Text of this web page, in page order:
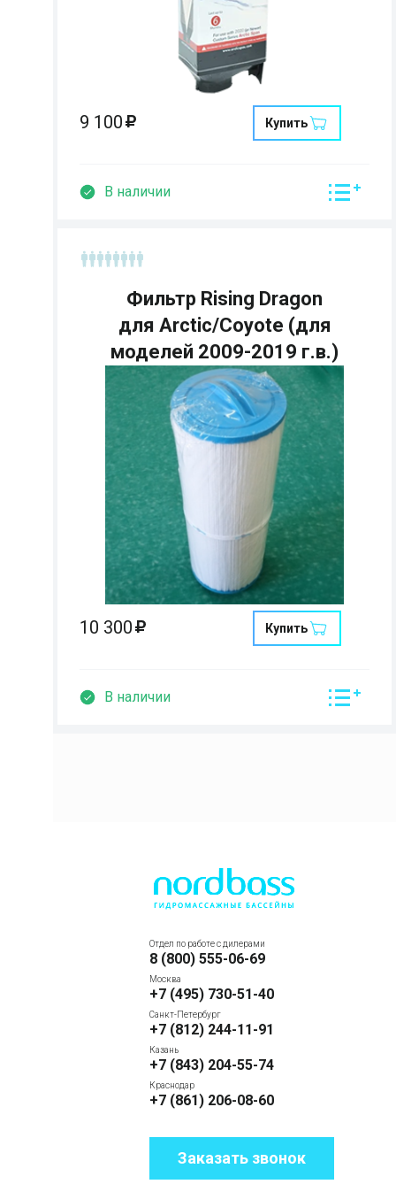
9 100 Купить
В наличии
Страна:
Размеры:
Кол-во мест:
Фильтр Rising Dragon
для Arctic/Coyote (для
моделей 2009-2019 г.в.)
10 300 Купить
В наличии
Отдел по работе с дилерами
8 (800) 555-06-69
Москва
+7 (495) 730-51-40
Санкт-Петербург
+7 (812) 244-11-91
Казань
+7 (843) 204-55-74
Краснодар
+7 (861) 206-08-60
Заказать звонок